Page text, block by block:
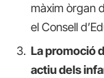
màxim òrgan
el Consell
La promoció
actiu dels